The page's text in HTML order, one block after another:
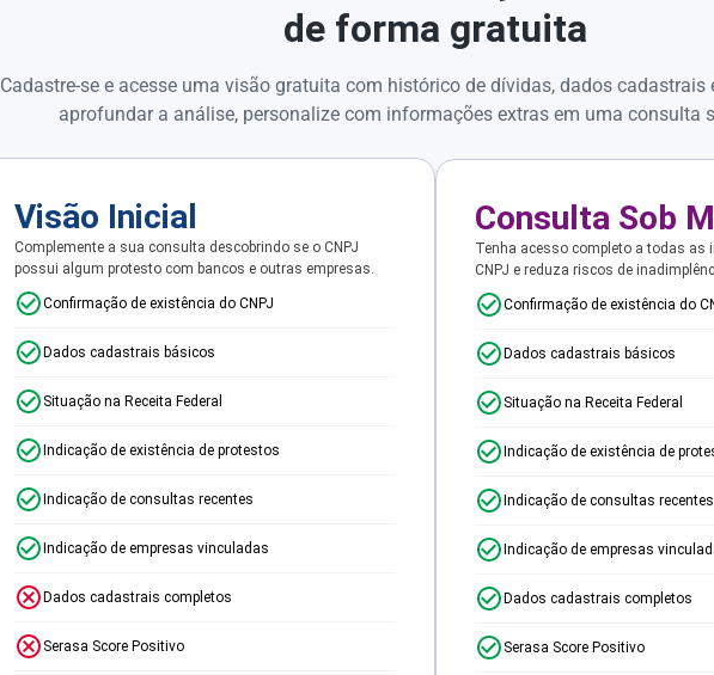
de forma gratuita
Cadastre-se e acesse uma visão gratuita com histórico de dívidas, dados cadastrais
aprofundar a análise, personalize com informações extras em uma consulta
Visão Inicial
Complemente a sua consulta descobrindo se o CNPJ
possui algum protesto com bancos e outras empresas.
Confirmação de existência do CNPJ
Dados cadastrais básicos
Situação na Receita Federal
Indicação de existência de protestos
Indicação de consultas recentes
Indicação de empresas vinculadas
Dados cadastrais completos
Serasa Score Positivo
Consulta Sob
Tenha acesso completo a todas as
CNPJ e reduza riscos de
Confirmação de existência do
Dados cadastrais básicos
Situação na Receita Federal
Indicação de existência de
Indicação de consultas recentes
Indicação de empresas
Dados cadastrais completos
Serasa Score Positivo